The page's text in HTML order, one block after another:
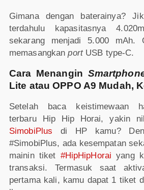
Gimana dengan baterainya?
terdahulu kapasitasnya
sekarang menjadi 5.000 mAh.
memasangkanportUSB type-C.
Cara Menangin
Lite atau OPPO A9 Mudah,
Setelah baca keistimewaan
terbaru Hip Hip Horai, yakin
SimobiPlus di HP kamu?
#SimobiPlus, ada kesempatan
mainin tiket #HipHipHorai yang
transaksi. Termasuk saat
pertama kali, kamu dapat 1 tiket